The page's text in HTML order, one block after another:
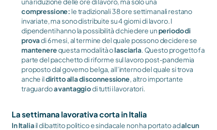
compressione: le tradizionali 38 ore settimanali restano
invariate, ma sono distribuite su 4 giorni di lavoro. I
dipendenti hanno la possibilità d chiedere un periodo di
prova
mantenere questa modalità o lasciarla. Questo progetto fa
parte del pacchetto di riforme sul lavoro post-pandemia
proposto dal governo belga, all’interno del quale si trova
anche il diritto alla disconnessione, altro importante
traguardo a vantaggio di tutti i lavoratori.
La settimana lavorativa corta in Italia
In Italia il dibattito politico e sindacale non ha portato ad alcun